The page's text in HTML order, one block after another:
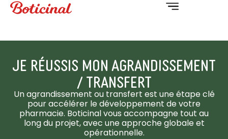
JE RÉUSSIS MON AGRANDISSEMENT
/ TRANSFERT
Un agrandissement ou transfert est une étape clé
pour accélérer le développement de votre
pharmacie. Boticinal vous accompagne tout au
long du projet, avec une approche globale et
opérationnelle.